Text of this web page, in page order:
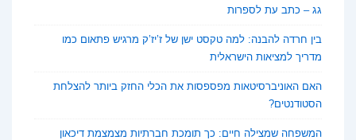
גג – כתב עת לספרות
בין חרדה להבנה: למה טקסט ישן של ז’יז’ק מרגיש פתאום כמו
מדריך למציאות הישראלית
האם האוניברסיטאות מפספסות את הכלי החזק ביותר להצלחת
הסטודנטים?
המשפחה שמצילה חיים: כך תומכת חברתיות מצמצמת דיכאון